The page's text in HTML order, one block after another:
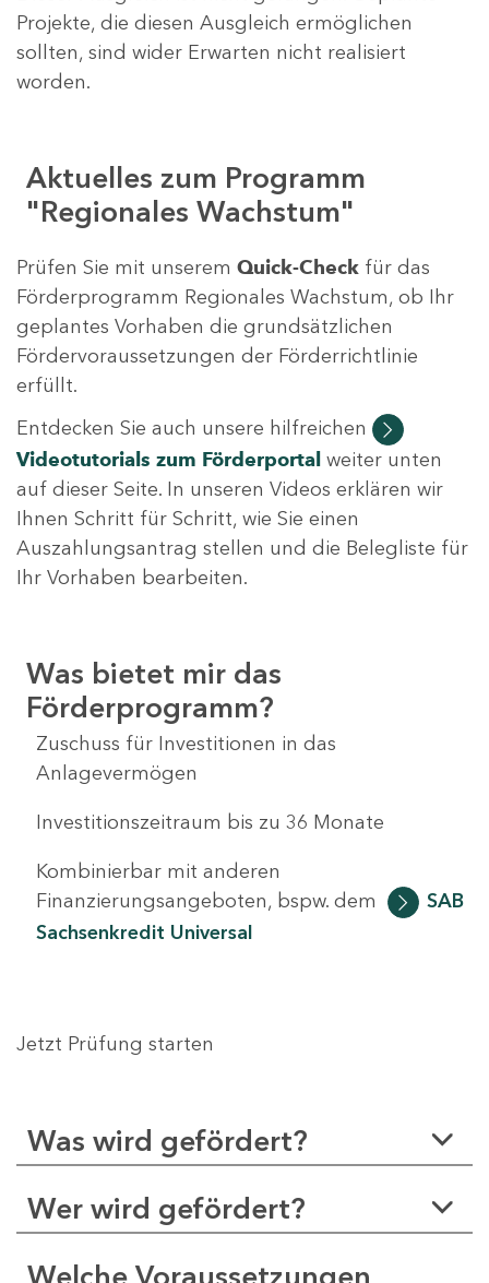
Projekte, die diesen Ausgleich ermöglichen
sollten, sind wider Erwarten nicht realisiert
worden.
Aktuelles zum Programm
"Regionales Wachstum"
Prüfen Sie mit unserem Quick-Check für das
Förderprogramm Regionales Wachstum, ob Ihr
geplantes Vorhaben die grundsätzlichen
Fördervoraussetzungen der Förderrichtlinie
erfüllt.
Entdecken Sie auch unsere hilfreichen
Videotutorials zum Förderportal weiter unten
auf dieser Seite. In unseren Videos erklären wir
Ihnen Schritt für Schritt, wie Sie einen
Auszahlungsantrag stellen und die Belegliste für
Ihr Vorhaben bearbeiten.
Was bietet mir das
Förderprogramm?
Zuschuss für Investitionen in das
Anlagevermögen
Investitionszeitraum bis zu 36 Monate
Kombinierbar mit anderen
Finanzierungsangeboten, bspw. dem
SAB
Sachsenkredit Universal
Jetzt Prüfung starten
Was wird gefördert?
Wer wird gefördert?
Welche Voraussetzungen